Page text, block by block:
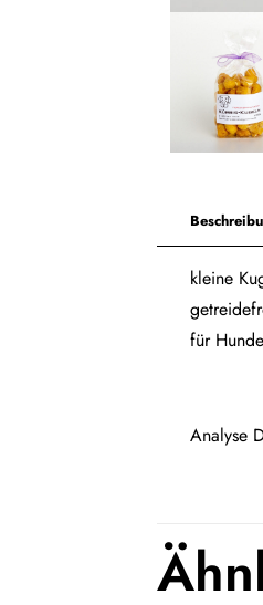
kleine
für
Analyse